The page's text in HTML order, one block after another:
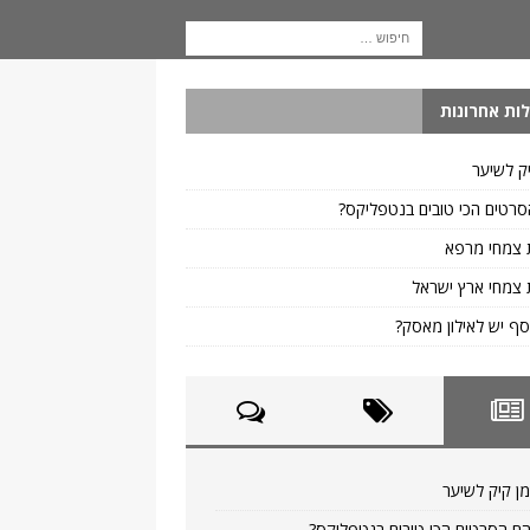
אחרונות
לשיער
הכי טובים בנטפליקס?
צמחי מרפא
צמחי ארץ ישראל
יש לאילון מאסק?
קיק לשיער